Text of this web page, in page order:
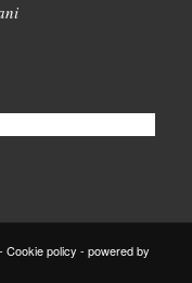
- Cookie policy - powered by